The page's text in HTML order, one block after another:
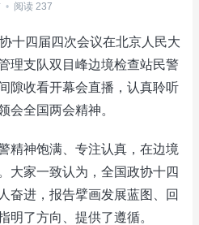
• 阅读 237
四届四次会议在北京人民大
理支队双目峰边境检查站民警
隙收看开幕会直播，认真聆听
会全国两会精神。
神饱满、专注认真，在边境
大家一致认为，全国政协十四
奋进，报告擘画发展蓝图、回
明了方向、提供了遵循。